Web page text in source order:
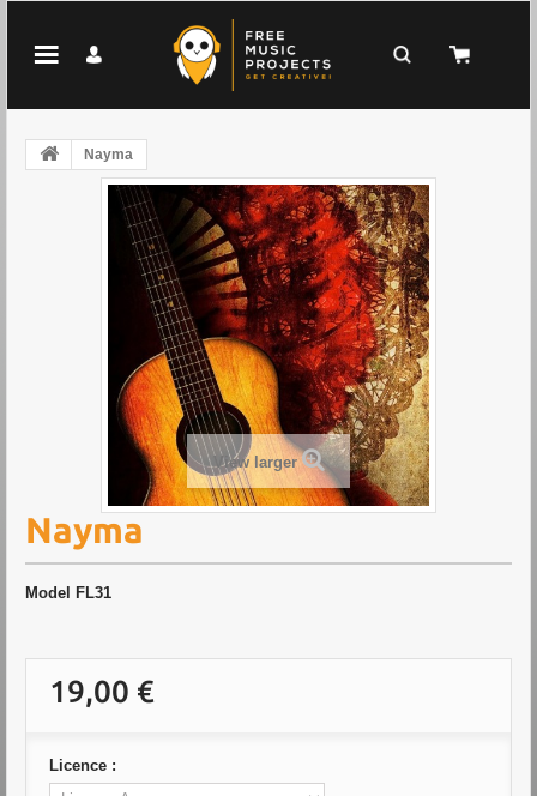
Nayma
View larger
Nayma
Model FL31
19,00 €
Licence :